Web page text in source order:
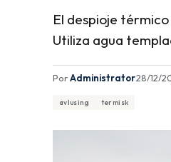
El despioje
Utiliza agua
PorAdministrator·28/12/
avlusing termisk